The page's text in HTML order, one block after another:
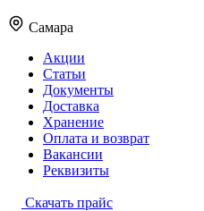
Самара
Акции
Статьи
Документы
Доставка
Хранение
Оплата и возврат
Вакансии
Реквизиты
Скачать прайс